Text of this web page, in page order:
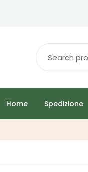
Home Spedizione